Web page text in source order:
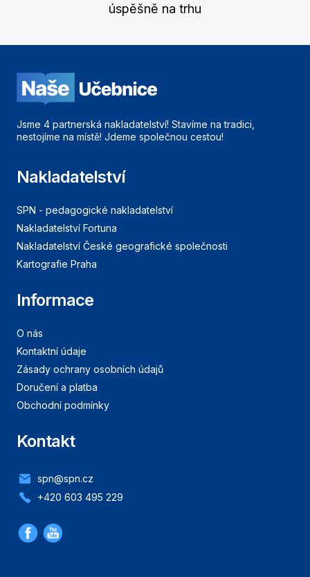
úspěšně na trhu
Jsme 4 partnerská nakladatelství! Stavíme na tradici,
nestojíme na místě! Jdeme společnou cestou!
Nakladatelství
SPN - pedagogické nakladatelství
Nakladatelství Fortuna
Nakladatelství České geografické společnosti
Kartografie Praha
Informace
O nás
Kontaktní údaje
Zásady ochrany osobních údajů
Doručení a platba
Obchodní podmínky
Kontakt
spn@spn.cz
+420 603 495 229